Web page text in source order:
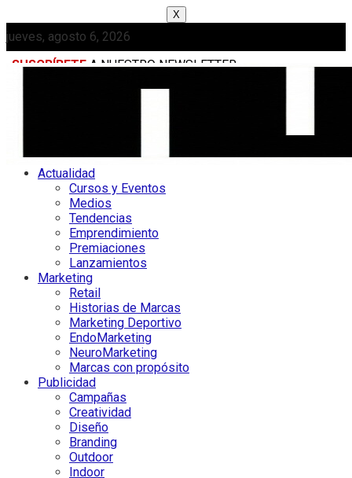
X
jueves, agosto 6, 2026
SUSCRÍBETE A NUESTRO NEWSLETTER
Actualidad
Cursos y Eventos
Medios
Tendencias
Emprendimiento
Premiaciones
Lanzamientos
Marketing
Retail
Historias de Marcas
Marketing Deportivo
EndoMarketing
NeuroMarketing
Marcas con propósito
Publicidad
Campañas
Creatividad
Diseño
Branding
Outdoor
Indoor